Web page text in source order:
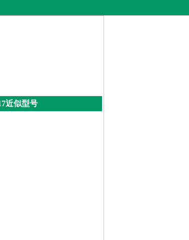
近似型号